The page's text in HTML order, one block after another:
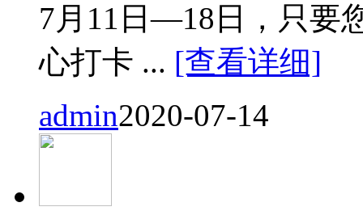
7月11日—18日，只要
心打卡 ... [查看详细]
admin2020-07-14